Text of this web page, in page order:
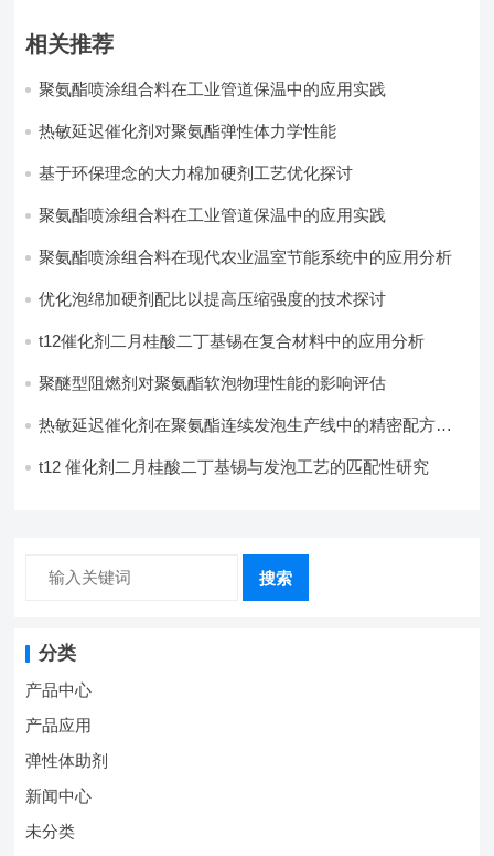
相关推荐
聚氨酯喷涂组合料在工业管道保温中的应用实践
热敏延迟催化剂对聚氨酯弹性体力学性能
基于环保理念的大力棉加硬剂工艺优化探讨
聚氨酯喷涂组合料在工业管道保温中的应用实践
聚氨酯喷涂组合料在现代农业温室节能系统中的应用分析​
优化泡绵加硬剂配比以提高压缩强度的技术探讨
t12催化剂二月桂酸二丁基锡在复合材料中的应用分析
聚醚型阻燃剂对聚氨酯软泡物理性能的影响评估​
热敏延迟催化剂在聚氨酯连续发泡生产线中的精密配方设
t12 催化剂二月桂酸二丁基锡与发泡工艺的匹配性研究
搜索
分类
产品中心
产品应用
弹性体助剂
新闻中心
未分类